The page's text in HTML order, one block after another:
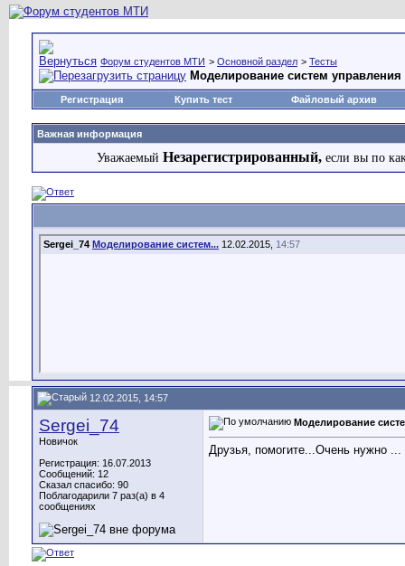
Форум студентов МТИ > Основной раздел > Тесты
Моделирование систем управления
Регистрация Купить тест Файловый архив
Важная информация
Уважаемый Незарегистрированный, если вы по
Sergei_74 Моделирование систем... 12.02.2015, 14:57
12.02.2015, 14:57
Sergei_74
Новичок
Регистрация: 16.07.2013
Сообщений: 12
Сказал спасибо: 90
Поблагодарили 7 раз(а) в 4
сообщениях
Моделирование
Друзья, помогите...Очень нужно